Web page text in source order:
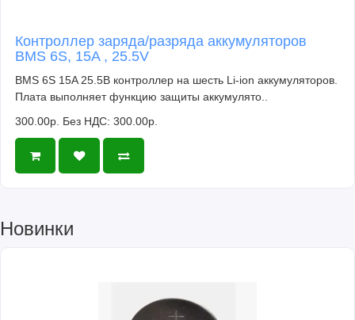
Контроллер заряда/разряда аккумуляторов
BMS 6S, 15A , 25.5V
BMS 6S 15A 25.5В контроллер на шесть Li-ion аккумуляторов.
Плата выполняет функцию защиты аккумулято..
300.00р. Без НДС: 300.00р.
Новинки